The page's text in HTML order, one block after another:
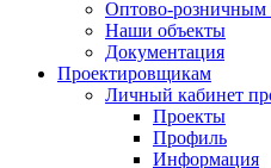
Оптово-розничным
Наши объекты
Документация
Проектировщикам
Личный кабинет
Проекты
Профиль
Информация